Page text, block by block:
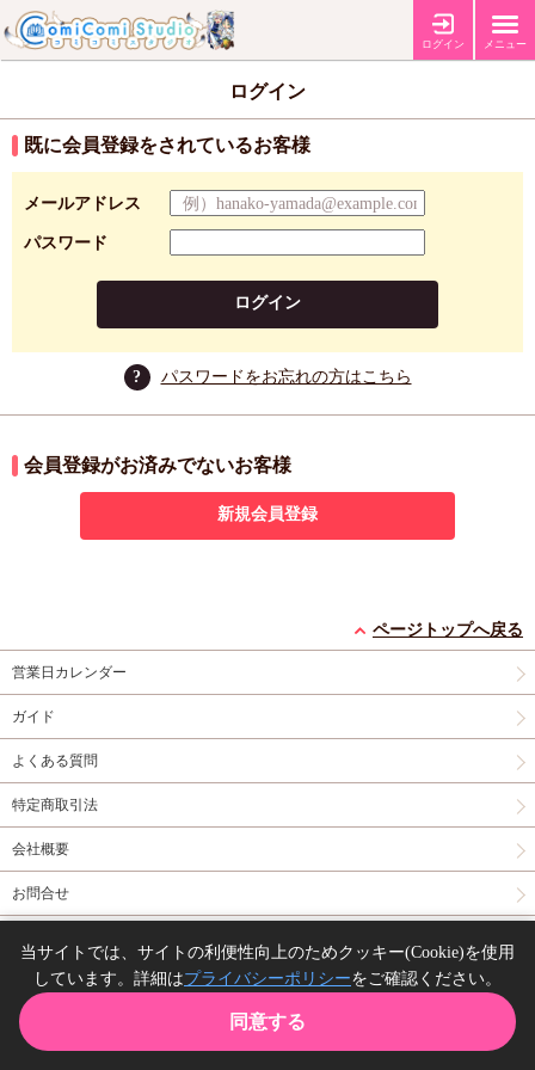
ログイン メニュー
ログイン
既に会員登録をされているお客様
メールアドレス
パスワード
ログイン
? パスワードをお忘れの方はこちら
会員登録がお済みでないお客様
新規会員登録
ページトップへ戻る
営業日カレンダー
ガイド
よくある質問
特定商取引法
会社概要
お問合せ
Copyright(C) comicomi studio. All right reserved.
当サイトでは、サイトの利便性向上のためクッキー(Cookie)を使用
しています。詳細はプライバシーポリシーをご確認ください。
同意する